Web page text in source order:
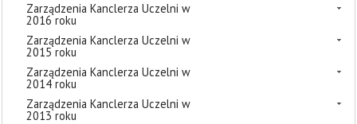
Zarządzenia Kanclerza Uczelni w
2016 roku
Zarządzenia Kanclerza Uczelni w
2015 roku
Zarządzenia Kanclerza Uczelni w
2014 roku
Zarządzenia Kanclerza Uczelni w
2013 roku